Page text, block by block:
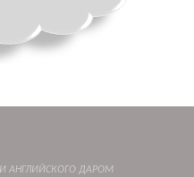
АНГЛИЙСКОГО ДАРОМ